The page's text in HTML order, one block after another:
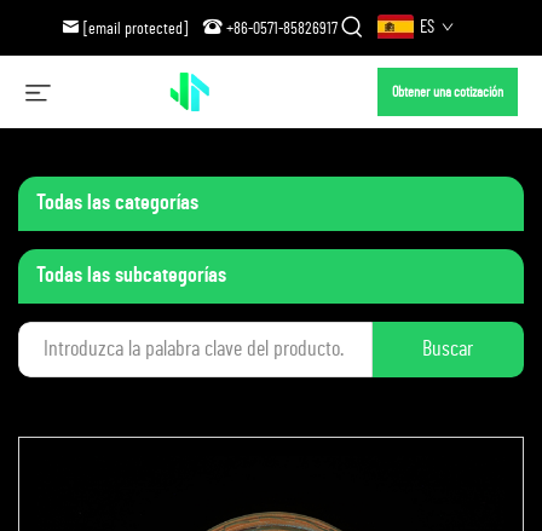
[email protected] +86-0571-85826917 ES
Obtener una cotización
Todas las categorías
Todas las subcategorías
Buscar